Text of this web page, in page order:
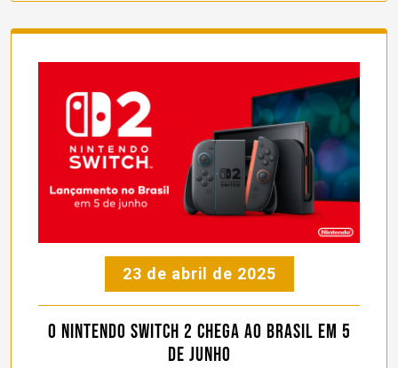
23 de abril de 2025
O Nintendo Switch 2 chega ao Brasil em 5
de junho